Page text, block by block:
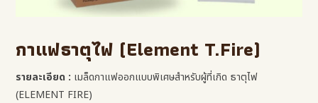
กาแฟธาตุไฟ (Element T.Fire)
รายละเอียด : เมล็ดกาแฟออกแบบพิเศษสำหรับผู้ที่เกิด ธาตุไฟ
(ELEMENT FIRE)